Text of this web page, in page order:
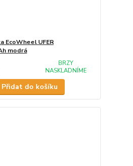
EcoWheel UFER
modrá
BRZY
NASKLADNÍME
Přidat do košíku